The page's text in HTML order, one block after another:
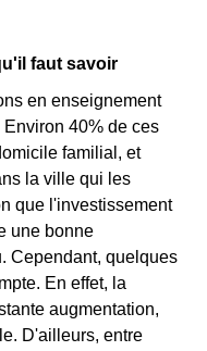
faut savoir
en enseignement
40% de ces
familial, et
la ville qui les
que l'investissement
une bonne
Cependant, quelques
En effet, la
augmentation,
D'ailleurs, entre